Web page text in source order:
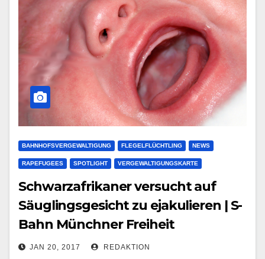
BAHNHOFSVERGEWALTIGUNG FLEGELFLÜCHTLING NEWS
RAPEFUGEES SPOTLIGHT VERGEWALTIGUNGSKARTE
Schwarzafrikaner versucht auf
Säuglingsgesicht zu ejakulieren | S-
Bahn Münchner Freiheit
JAN 20, 2017 REDAKTION